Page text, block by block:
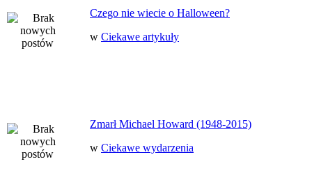
Czego nie wiecie o Halloween?
w Ciekawe artykuły
Zmarł Michael Howard (1948-2015)
w Ciekawe wydarzenia